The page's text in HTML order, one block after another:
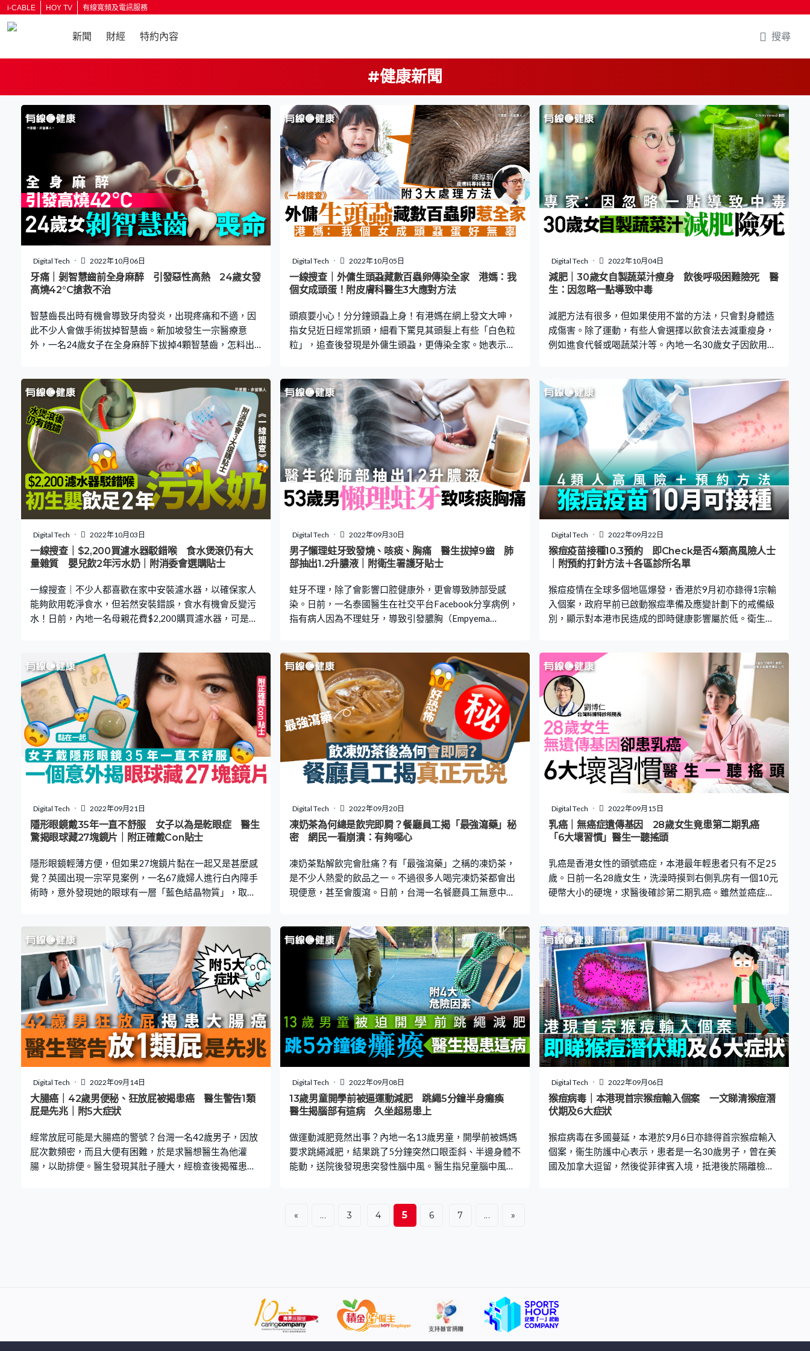
i-CABLE HOY TV 有線寬頻及電訊服務
新聞 財經 特約內容 搜尋
#健康新聞
按輸入鍵開始搜尋
Digital Tech 2022年10月06日
牙痛｜剝智慧齒前全身麻醉 引發惡性高熱 24歲女發
高燒42°C搶救不治
智慧齒長出時有機會導致牙肉發炎，出現疼痛和不適，因
此不少人會做手術拔掉智慧齒。新加坡發生一宗醫療意
外，一名24歲女子在全身麻醉下拔掉4顆智慧齒，怎料出
序。 女子接受全身麻醉剝智慧齒 綜合當地媒體報道，事發
在2019年4月，一名24歲女子卓依琳（譯音）因牙痛前往
新加坡國立牙科中心求醫，經檢查後發現是智慧齒所致。
經醫療團隊評估，以及了解手術事項後，女子接受全身麻
醉手術，打算一次過將4顆智慧齒拔除。 手術後體溫急升
至42度 搶救不治 手術當日，她曾接受手術前身體狀況評
估，結果顯示一切正常，隨後被送往手術室。怎料在手術
結束前5分鐘，女子開始出現輕微血內碳酸過多症狀況，手
術完成後，她的體溫急升至42度，心跳加速，即使已停止
麻醉，但仍然沒有醒過來。醫療團隊立即為她冰敷降溫，
並且初步診斷她出現「惡性高熱」後，立即注射急救藥
物，不過情況未見好轉，其後將她送往新加坡中央醫院急
救，3小時後仍宣告不治。 女子死於「惡性高熱」 驗屍庭
熱」。驗屍官指出，進入手術室
Digital Tech 2022年10月05日
一線搜查｜外傭生頭蝨藏數百蟲卵傳染全家 港媽：我
個女成頭蛋！附皮膚科醫生3大應對方法
頭痕要小心！分分鐘頭蝨上身！有港媽在網上發文大呻，
指女兒近日經常抓頭，細看下驚見其頭髮上有些「白色粒
粒」，追查後發現是外傭生頭蝨，更傳染全家。她表示外
膚科專科醫生陳厚毅接受《一線搜查》訪問時表示，頭蝨
傳染性高，任何人都有機會染上頭蝨，患者多為幼童，並
且提供了3大應對方法。 女兒狂抓頭 驚揭生頭蝨 日前，
一名港媽在FB專頁「外傭僱主必看新聞訊息」發文指，留
意到女兒在兩周前不停抓頭，細看下發現其耳後的頭髮有
一些「白色粒粒」，並非黏附在頭皮上，並形容這些「白
色粒粒」是「圓形、好光滑同黐得好實」。港媽驚悉是頭
蝨：「我女成頭蛋」，於是立即帶女兒求醫。 外傭生頭
蝨 滿頭數百蟲卵 港媽追查後發現「罪魁禍首」原來是新
願意「焗頭殺蛋」，所以每晚都要替外傭清理2至3小時，
又指其頭上有幾百隻蛋，「之後連我都有，全家要焗頭，
條友仲話唔肯！但我見佢頭有蛋我堅持要佢焗，第日越梳
蝨。」 港媽發文求助：應該點做？ 港媽更表
Digital Tech 2022年10月04日
減肥｜30歲女自製蔬菜汁瘦身 飲後呼吸困難險死 醫
生：因忽略一點導致中毒
減肥方法有很多，但如果使用不當的方法，只會對身體造
成傷害。除了運動，有些人會選擇以飲食法去減重瘦身，
例如進食代餐或喝蔬菜汁等。內地一名30歲女子因飲用自
子佳佳（化名），因中秋節期間多次聚餐及吃了不少高熱
量的月餅，令她體重增長了近3磅。她為了達到減肥效果，
決定依照朋友分享的減肥食譜，將西芹和青瓜混合製成蔬
菜汁飲用。她喝下一杯後，便將剩餘的放入雪櫃。3日後，
佳佳才突然想起之前剩下的自製減肥汁，結果她一口氣將
全部蔬菜汁喝掉。 出現呼吸困難 揭亞硝酸鹽中毒 過了不
久，她便出現面色蒼白、全身浮腫，甚至出現呼吸困難、
口唇發紫、指甲發青等中毒症狀。被緊急送往醫院救治
後，醫生將她診斷為「亞硝酸鹽中毒」，原因正是那些自
製減肥汁。佳佳最終需要進行洗胃、導瀉等脫毒治療。 成
人攝入3克亞硝酸鹽可致死 浙大急診科主任陸遠強解釋，
日常食用的蔬菜，例如萵苣、西芹、香椿等，本身都含有
一定的硝酸鹽，榨成汁後如果放置太久，就會在細菌的作
毒潛伏期只有1-3個小時。成人攝入
Digital Tech 2022年10月03日
一線搜查｜$2,200買濾水器駁錯喉 食水煲滾仍有大
量雜質 嬰兒飲2年污水奶｜附消委會選購貼士
一線搜查｜不少人都喜歡在家中安裝濾水器，以確保家人
能夠飲用乾淨食水，但若然安裝錯誤，食水有機會反變污
水！日前，內地一名母親花費$2,200購買濾水器，可是因
報道，杭州一名母親2年前花費$2000人民幣（約$2200港
幣）在家中安裝鋅盤下式濾水器，而嬰兒亦是靠濾水器的
食水沖奶粉，一直未見異樣。直至母親近日更換濾芯時，
才發現食水煲滾後仍出現大量雜質，於是聯繫客服查詢水
質問題。 2年間從未成功過濾食水 客服回應指，濾芯品質
良好，建議母親可以檢查濾水器喉管是否安裝錯誤，結果
發現濾水器竟然接駁到下水道水管的出入口，相等於直接
把污水駁到水龍頭，而過濾器更未能發揮功效，不曾將鐵
鏽、砂石、細菌等雜質過濾，令事主一家，包括嬰兒天天
安裝駁喉，並願意賠償3年濾芯費用作補償，不過事主不接
受此方案，要求店家賠償6萬人民幣，但店家未有回應。
消委會3大選購貼士 消費者委員會（消委會）曾經指出，
$2,100至$
Digital Tech 2022年09月30日
男子懶理蛀牙致發燒、咳痰、胸痛 醫生拔掉9齒 肺
部抽出1.2升膿液｜附衛生署護牙貼士
蛀牙不理，除了會影響口腔健康外，更會導致肺部受感
染。日前，一名泰國醫生在社交平台Facebook分享病例，
指有病人因為不理蛀牙，導致引發膿胸（Empyema
治療。 男子肋膜腔被積水包圍 據泰國傳媒報道，當地
Vichaiyut醫院呼吸系統疾病專科醫生瑪努（หมอมนูญ ลี
เชวงวงศ์ FC）在Facebook分享病例，指一名53歲男子因
為發燒和咳出綠痰而求醫，咳嗽時右胸疼痛，牙齒及牙齦
則無痛感，他本人無任何疾病，也不煙不酒。 經詳細檢查
後，瑪努發現男子發低燒，肺部亦有異音，驗血報告顯示
白血球指數高達16,030，比正常範圍4,000至10,000高。
而X光圖片可見到，男子右邊肺部有幾塊積水圍繞著右側
肋膜腔，情況甚為嚴重。 引流管抽出1.2升發臭膿液 醫生
色膿液，經過化驗後，證實膿液含有革蘭氏陰性桿菌
（Gram-negative bacilli），同時因為男子蛀牙嚴重，牙根
處有膿腫，所以需要拔掉9顆牙齒。最後，醫生為
Digital Tech 2022年09月22日
猴痘疫苗接種10.3預約 即Check是否4類高風險人士
｜附預約打針方法＋各區診所名單
猴痘疫情在全球多個地區爆發，香港於9月初亦錄得1宗輸
入個案，政府早前已啟動猴痘準備及應變計劃下的戒備級
別，顯示對本港市民造成的即時健康影響屬於低。衛生署
署衛生防護中心轄下的疫苗可預防疾病科學委員會和新發
現及動物傳染病科學委員會（聯合科學委員會）並不建議
大規模猴痘疫苗接種計劃，而9月15日發表更新的暫擬共
識建議中，認為在自願形式下，建議使用第三代疫苗，為
確診個案的接觸者安排暴露後接種疫苗，以及為高暴露風
險人士安排暴露前接種猴痘疫苗。 猴痘疫苗｜4類高風險
人士 在是次計劃下，以下4類高風險目標群組人士，可以
自願形式接種猴痘疫苗： 1. 曾進行高風險性行為，例如擁
有多名性伴侶、性工作者、過去12個月有性傳播感染史 2.
負責照顧猴痘確診病人的醫護人員 3. 處理動物傳染痘病毒
的實驗室人員 4. 當本港動物出現猴痘個案時有較高暴露風
險的照顧動物人員 猴痘疫苗｜接種診所名單 由10月5日
起，衛生署轄下6間社會衞生科診所，將為有高風險性行為
Digital Tech 2022年09月21日
隱形眼鏡戴35年一直不舒服 女子以為是乾眼症 醫生
驚揭眼球藏27塊鏡片｜附正確戴Con貼士
隱形眼鏡輕薄方便，但如果27塊鏡片黏在一起又是甚麼感
覺？英國出現一宗罕見案例，一名67歲婦人進行白內障手
術時，意外發現她的眼球有一層「藍色結晶物質」，取出
（Optometry Today）刊登，英國一名67歲婦人從35年前
便開始每天配戴隱形眼鏡，後來因白內障的關係而進行手
術，結果醫生發現她的眼球上覆蓋著一層「藍色結晶物
質」，取出後發現竟是17片黏在一起的隱形眼鏡。後來婦
人接受進一步檢查，結果又再發現多10片隱形眼鏡卡在眼
球。 事件令負責手術，並且擁有逾20年經驗的眼科醫生大
感驚訝：「我們從未遇過這種情況，正常來說，27片隱形
眼鏡藏在眼球內，應該會對眼睛造成刺激。竟然有人的眼
睛內卡了這麼多東西也沒有察覺。」 眼睛感不適 以為乾眼
症 該名婦人過往35年來一直都配戴月棄式的隱形眼鏡，俗
稱「月CON」，但就沒有為意部份隱形眼鏡「有戴無
除」，亦沒有定期接受檢查。直至醫生為她取出這堆鏡片
後，婦人才得知自己的眼鏡竟藏著27片隱形眼鏡，眼睛亦
化及乾眼
Digital Tech 2022年09月20日
凍奶茶為何總是飲完即屙？餐廳員工揭「最強瀉藥」秘
密 網民一看崩潰：有夠噁心
凍奶茶點解飲完會肚痛？有「最強瀉藥」之稱的凍奶茶，
是不少人熱愛的飲品之一。不過很多人喝完凍奶茶都會出
現便意，甚至會腹瀉。日前，台灣一名餐廳員工無意中發
圖，圖中可見，一名餐廳員工在上班第二天，打開裝飲料
的容器時，竟發現容器看似從來沒有清洗過，内藏一大片
髒污，蓋子更佈滿黑點，該員工直言「差點嚇死」，又謂
不敢再喝早餐店的奶茶。 帖文一出，引起很大迴響，不少
網民紛紛留言，「終於知道為何每次喝必肚瀉了」、「有
夠噁心」、「便秘的可以喝起來」、「不能說的秘密」。
另外亦有網民表示，並非每間餐廳都這樣，有很多店鋪會
每天清洗容器，只是仍然會腹瀉。 台灣營養師宋明樺在節
目《醫師好辣》中指出，若喝餐廳的凍奶茶，以下3種情況
會較容易導致肚瀉。 1. 冰塊受大腸桿菌污染 冰塊本身不夠
乾淨，在含糖的奶茶中加入冰塊，大腸桿菌會滋生得更
快。很多女生通常早上買一杯，一直喝到中午，導致細菌
量增多，因此容易引致腹瀉。 2. 對奶精敏感 奶精主要是由
較有反應，因此一喝便會
Digital Tech 2022年09月15日
乳癌｜無癌症遺傳基因 28歲女生竟患第二期乳癌
「6大壞習慣」醫生一聽搖頭
乳癌是香港女性的頭號癌症，本港最年輕患者只有不足25
歲。日前一名28歲女生，洗澡時摸到右側乳房有一個10元
硬幣大小的硬塊，求醫後確診第二期乳癌。雖然並癌症無
日前在其facebook發文指，這名28歲女生摸到右側乳房有
一個10元硬幣大小的硬塊，最初以為是發炎所致，所以不
以為意，直至她的偶像歌手罹患乳癌，她才意識到自己有
可能患癌，求醫後確診第二期乳癌。 不做運動 愛飲手搖
飲品是主因？ 劉博仁指，經檢測後發現她並無任何癌症遺
傳基因，但一問之下該女生起居飲食原來有「6大壞習
慣」，包括不做運動、夜瞓、少吃蔬果、愛食BBQ食品、
愛飲手搖飲品，加上她身上驗出許出環境荷爾蒙塑化劑污
染，劉博仁認為全部都是她患癌的原因。 患癌一定與基因
變異有關？劉博仁指「答案絕對不是那麼簡單！」他指目
前學界認為癌症成因多元，且促發各種癌症的因子也不盡
相同。 飲食習慣最關鍵 劉引述1997年英國流行病學及公
衛學者Richard Peto，曾提出癌症相關因子分析，由高到
Digital Tech 2022年09月14日
大腸癌｜42歲男便秘、狂放屁被揭患癌 醫生警告1類
屁是先兆｜附5大症狀
經常放屁可能是大腸癌的警號？台灣一名42歲男子，因放
屁次數頻密，而且大便有困難，於是求醫想醫生為他灌
腸，以助排便。醫生發現其肚子腫大，經檢查後揭罹患大
同，他放屁時會有黏液、血或糞水的狀況。他提醒，雖然
有些人天生容易放屁，但若發現排便或放屁狀況改變，甚
Digital Tech 2022年09月08日
13歲男童開學前被逼運動減肥 跳繩5分鐘半身癱瘓
醫生揭腦部有這病 久坐超易患上
做運動減肥竟然出事？內地一名13歲男童，開學前被媽媽
要求跳繩減肥，結果跳了5分鐘突然口眼歪斜、半邊身體不
能動，送院後發現患突發性腦中風。醫生指兒童腦中風與
而且十分喜愛吃肉和喝汽水，閒時只會宅在家中打機和睡
覺，完全沒有運動習慣，暑假過後整個人都胖了一圈。 媽
起將兒子送到急症室。 醫生檢查後，發現小劉出現腦中
風，隨即轉送至大醫院治療。翌日小劉病情變得更為嚴
重，出現頻繁嘔吐、意識障礙等狀況，醫生為他進行手
術，結果發現他一側頸動脈顱內段已完全閉塞，只能靠對
Digital Tech 2022年09月06日
猴痘病毒｜本港現首宗猴痘輸入個案 一文睇清猴痘潛
伏期及6大症狀
猴痘病毒在多國蔓延，本港於9月6日亦錄得首宗猴痘輸入
個案，衞生防護中心表示，患者是一名30歲男子，曾在美
國及加拿大逗留，然後從菲律賓入境，抵港後於隔離檢疫
後，口腔內會出現潰瘍，身體多處會出現皮疹，有個案更
是全身紅疹。而在出現皮疹前，嚴重淋巴結腫大則是猴痘
的一個顯著特徵。皮疹通常會於10至14天內，從斑丘疹發
« ... 3 4 5 6 7 ... »